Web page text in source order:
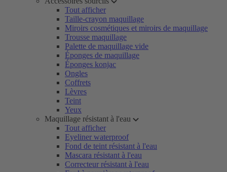
Tout afficher
Taille-crayon maquillage
Miroirs cosmétiques et miroirs de maquillage
Trousse maquillage
Palette de maquillage vide
Éponges de maquillage
Éponges konjac
Ongles
Coffrets
Lèvres
Teint
Yeux
Maquillage résistant à l'eau
Tout afficher
Eyeliner waterproof
Fond de teint résistant à l'eau
Mascara résistant à l'eau
Correcteur résistant à l'eau